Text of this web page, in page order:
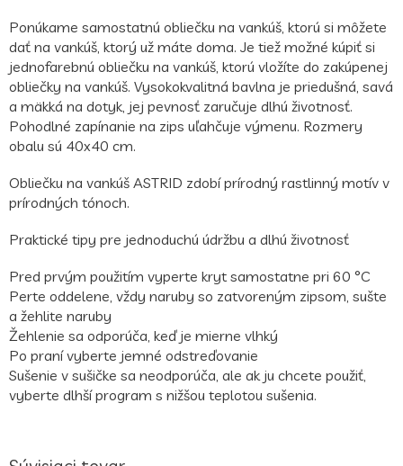
Ponúkame samostatnú obliečku na vankúš, ktorú si môžete
dať na vankúš, ktorý už máte doma. Je tiež možné kúpiť si
jednofarebnú obliečku na vankúš, ktorú vložíte do zakúpenej
obliečky na vankúš. Vysokokvalitná bavlna je priedušná, savá
a mäkká na dotyk, jej pevnosť zaručuje dlhú životnosť.
Pohodlné zapínanie na zips uľahčuje výmenu. Rozmery
obalu sú 40x40 cm.
Obliečku na vankúš ASTRID zdobí prírodný rastlinný motív v
prírodných tónoch.
Praktické tipy pre jednoduchú údržbu a dlhú životnosť
Pred prvým použitím vyperte kryt samostatne pri 60 °C
Perte oddelene, vždy naruby so zatvoreným zipsom, sušte
a žehlite naruby
Žehlenie sa odporúča, keď je mierne vlhký
Po praní vyberte jemné odstreďovanie
Sušenie v sušičke sa neodporúča, ale ak ju chcete použiť,
vyberte dlhší program s nižšou teplotou sušenia.